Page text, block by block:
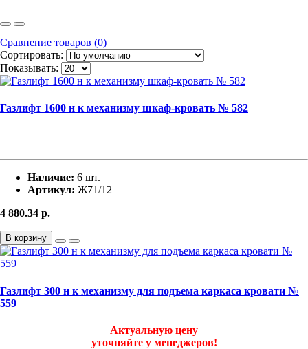
Сравнение товаров (0)
Сортировать:
Показывать:
Газлифт 1600 н к механизму шкаф-кровать № 582
Наличие: 6 шт.
Артикул: Ж71/12
4 880.34 р.
В корзину
Газлифт 300 н к механизму для подъема каркаса кровати №
559
Актуальную цену
уточняйте у менеджеров!